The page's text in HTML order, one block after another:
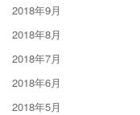
2018年9月
2018年8月
2018年7月
2018年6月
2018年5月